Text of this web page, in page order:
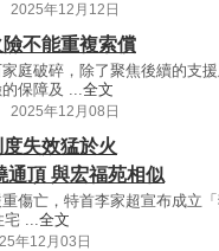
2025年12月12日
險不能重複索償
庭破碎，除了聚焦後續的支
保障及 ...全文
2025年12月08日
失效猛於火
通頂 與宏福苑相似
傷亡，特首李家超宣布成立
宅 ...全文
年12月03日